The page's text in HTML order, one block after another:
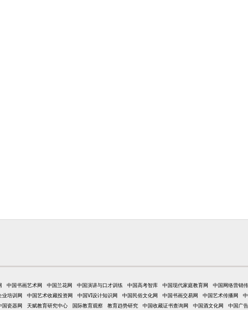
中国书画艺术网 中国兰花网 中国演讲与口才训练 中国高考智库 中国现代家庭教育网 中国网络营销
业培训网 中国艺术收藏投资网 中国VI设计知识网 中国民俗文化网 中国书画交易网 中国艺术传播网
国瓷器网 天赋教育研究中心 国际教育观察 教育趋势研究 中国收藏证书查询网 中国酒文化网 中国广